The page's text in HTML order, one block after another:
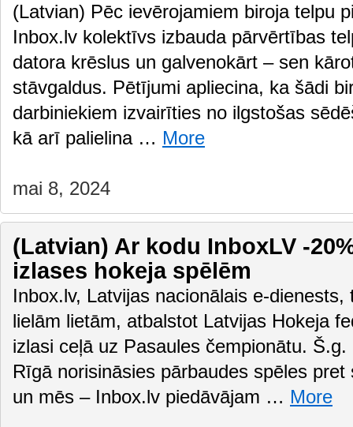
(Latvian) Pēc ievērojamiem biroja telpu
Inbox.lv kolektīvs izbauda pārvērtības
datora krēslus un galvenokārt – sen
stāvgaldus. Pētījumi apliecina, ka šādi
darbiniekiem izvairīties no ilgstošas
kā arī palielina … More
mai 8, 2024
(Latvian) Ar kodu InboxLV -
izlases hokeja spēlēm
Inbox.lv, Latvijas nacionālais e-
lielām lietām, atbalstot Latvijas Hokeja
izlasi ceļā uz Pasaules čempionātu.
Rīgā norisināsies pārbaudes spēles
un mēs – Inbox.lv piedāvājam … More